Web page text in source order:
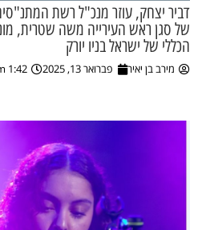
mi
מקומית
דביר יצחק, עוזר מנכ"ל רשת
של סגן ראש העירייה משה שטרית,
הכללי של ישראל בניו יורק
מירב בן יאיר פברואר 13, 2025 1:42 pm